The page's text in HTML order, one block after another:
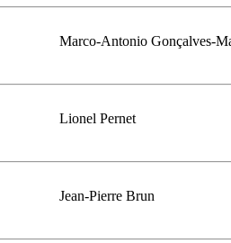
Marco-Antonio Gonçalves-
Lionel Pernet
Jean-Pierre Brun